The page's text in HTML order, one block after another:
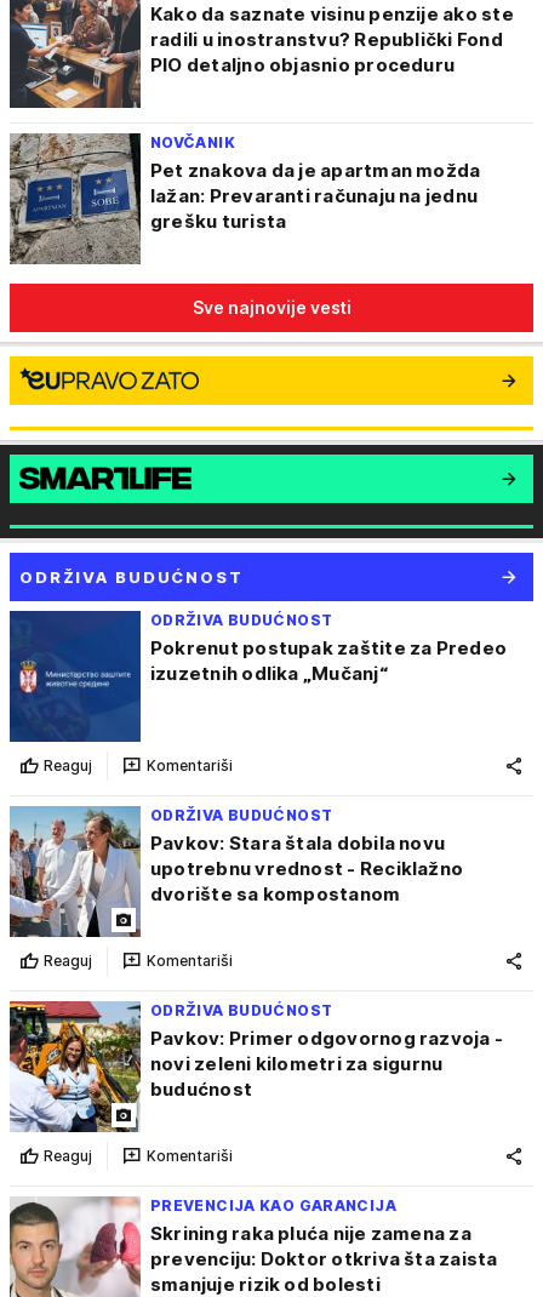
Kako da saznate visinu penzije ako ste
radili u inostranstvu? Republički Fond
PIO detaljno objasnio proceduru
NOVČANIK
Pet znakova da je apartman možda
lažan: Prevaranti računaju na jednu
grešku turista
Sve najnovije vesti
ODRŽIVA BUDUĆNOST
ODRŽIVA BUDUĆNOST
Pokrenut postupak zaštite za Predeo
izuzetnih odlika „Mučanj“
Reaguj Komentariši
ODRŽIVA BUDUĆNOST
Pavkov: Stara štala dobila novu
upotrebnu vrednost - Reciklažno
dvorište sa kompostanom
Reaguj Komentariši
ODRŽIVA BUDUĆNOST
Pavkov: Primer odgovornog razvoja -
novi zeleni kilometri za sigurnu
budućnost
Reaguj Komentariši
PREVENCIJA KAO GARANCIJA
Skrining raka pluća nije zamena za
prevenciju: Doktor otkriva šta zaista
smanjuje rizik od bolesti